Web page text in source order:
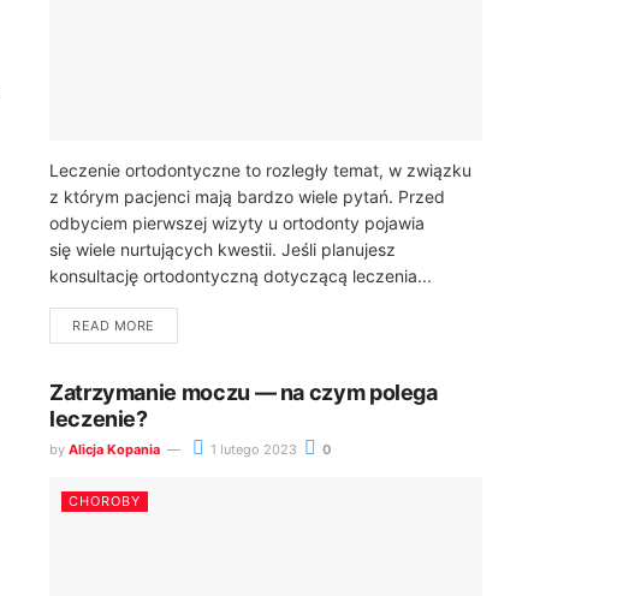
Leczenie ortodontyczne to rozległy temat, w związku
z którym pacjenci mają bardzo wiele pytań. Przed
odbyciem pierwszej wizyty u ortodonty pojawia
się wiele nurtujących kwestii. Jeśli planujesz
konsultację ortodontyczną dotyczącą leczenia...
READ MORE
Zatrzymanie moczu — na czym polega
leczenie?
by Alicja Kopania 1 lutego 2023 0
CHOROBY